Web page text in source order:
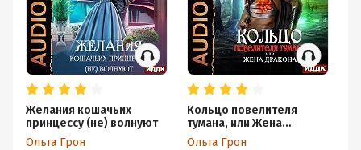
Желания кошачьих
принцессу (не) волнуют
Ольга Грон
Кольцо повелителя
тумана, или Жена
дракона
Ольга Грон